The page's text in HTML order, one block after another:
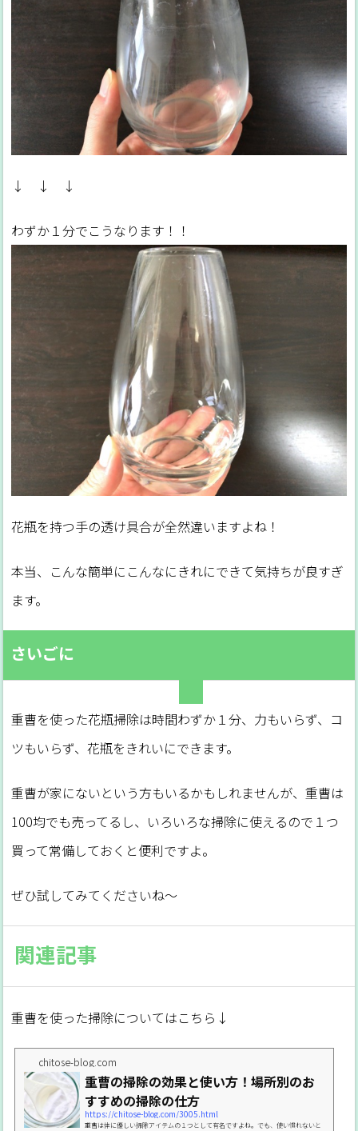
↓ ↓ ↓
わずか１分でこうなります！！
花瓶を持つ手の透け具合が全然違いますよね！
本当、こんな簡単にこんなにきれにできて気持ちが良すぎ
ます。
さいごに
重曹を使った花瓶掃除は時間わずか１分、力もいらず、コ
ツもいらず、花瓶をきれいにできます。
重曹が家にないという方もいるかもしれませんが、重曹は
100均でも売ってるし、いろいろな掃除に使えるので１つ
買って常備しておくと便利ですよ。
ぜひ試してみてくださいね～
関連記事
重曹を使った掃除についてはこちら↓
chitose-blog.com
重曹の掃除の効果と使い方！場所別のお
すすめの掃除の仕方
https://chitose-blog.com/3005.html
重曹は体に優しい掃除アイテムの１つとして有名ですよね。でも、使い慣れないと